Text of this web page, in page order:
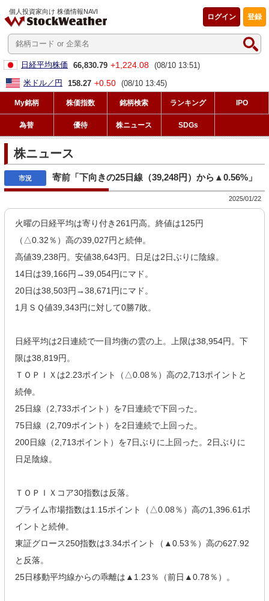
個人投資家向け 株価情報NAVI
登録
ログイン
日経平均株価 66,830.79 +1,224.08 (08/10 13:51)
米ドル／円
158.27 +0.50 (08/10 13:45)
My銘柄 株価指数 銘柄検索 ランキング IPO
為替 優待 株ニュース SDGs
株ニュース
寄前「下向きの25日線（39,248円）から▲0.56%」
2025/01/22
火曜の日経平均は寄り付き261円高。終値は125円
（△0.32％）高の39,027円と続伸。
高値39,238円。安値38,643円。日足は2日ぶりに陰線。
14日は39,166円→39,054円にマド。
20日は38,503円→38,671円にマド。
1月ＳＱ値39,343円に対して0勝7敗。
日経平均は2日連続で一目均衡の雲の上。上限は38,954円。下
限は38,819円。
ＴＯＰＩＸは2.23ポイント（△0.08％）高の2,713ポイントと
続伸。
25日線（2,733ポイント）を7日連続で下回った。
75日線（2,709ポイント）を2日連続で上回った。
200日線（2,713ポイント）を7日ぶりに上回った。2日ぶりに
日足陰線。
ＴＯＰＩＸコア30指数は反落。
プライム市場指数は1.15ポイント（△0.08％）高の1,396.61ポ
イントと続伸。
東証グロース250指数は3.34ポイント（▲0.53％）高の627.92
と反落。
25日移動平均線からの乖離は▲1.23％（前日▲0.78％）。